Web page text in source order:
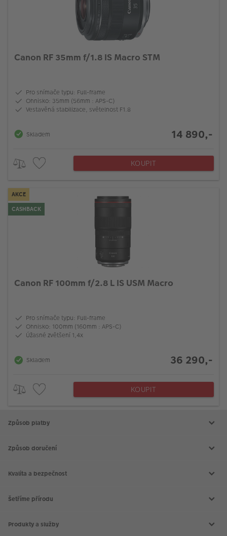
Canon RF 35mm f/1.8 IS Macro STM
Pro snímače typu: Full-frame
Ohnisko: 35mm (56mm : APS-C)
Vestavěná stabilizace, světelnost F1.8
Skladem 14 890,-
KOUPIT
AKCE
CASHBACK
Canon RF 100mm f/2.8 L IS USM Macro
Pro snímače typu: Full-frame
Ohnisko: 100mm (160mm : APS-C)
Úžasné zvětšení 1,4x
Skladem 36 290,-
KOUPIT
Způsob platby
Způsob doručení
Kvalita a bezpečnost
Šetříme přírodu
Produkty a služby